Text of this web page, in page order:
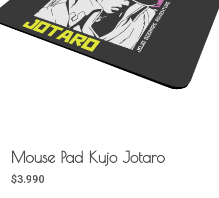
Mouse Pad Kujo Jotaro
$3.990